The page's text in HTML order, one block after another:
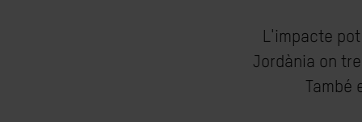
L'impacte pot
Jordània on